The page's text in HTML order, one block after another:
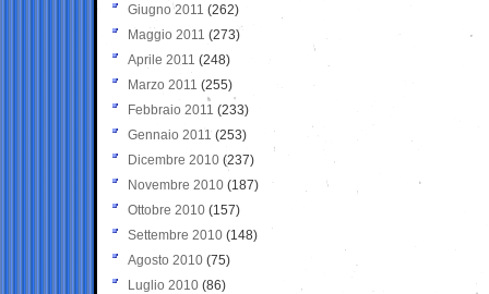
Giugno 2011 (262)
Maggio 2011 (273)
Aprile 2011 (248)
Marzo 2011 (255)
Febbraio 2011 (233)
Gennaio 2011 (253)
Dicembre 2010 (237)
Novembre 2010 (187)
Ottobre 2010 (157)
Settembre 2010 (148)
Agosto 2010 (75)
Luglio 2010 (86)